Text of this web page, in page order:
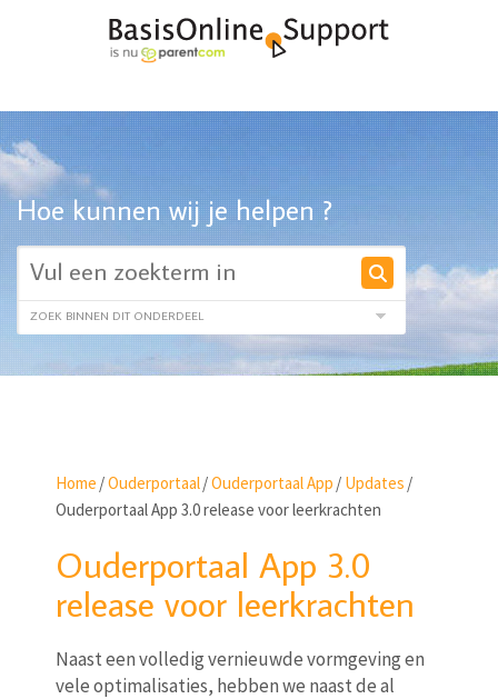
Hoe kunnen wij je helpen ?
Home /Ouderportaal/Ouderportaal App / Updates /
Ouderportaal App 3.0 release voor leerkrachten
Ouderportaal App 3.0
release voor leerkrachten
Naast een volledig vernieuwde vormgeving en
vele optimalisaties, hebben we naast de al